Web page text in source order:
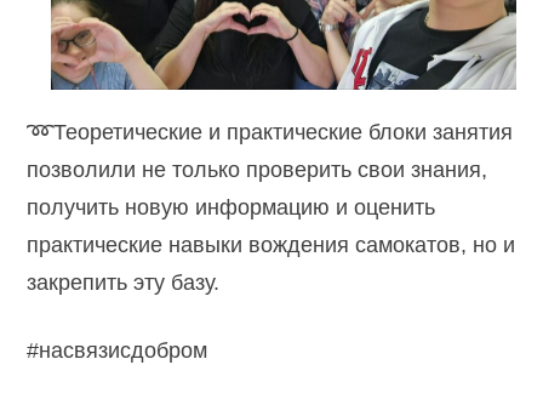
➿Теоретические и практические блоки занятия
позволили не только проверить свои знания,
получить новую информацию и оценить
практические навыки вождения самокатов, но и
закрепить эту базу.
#насвязисдобром